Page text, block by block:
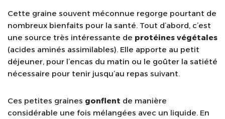
Cette graine souvent méconnue regorge pourtant de
nombreux bienfaits pour la santé. Tout d’abord, c’est
une source très intéressante de protéines végétales
(acides aminés assimilables). Elle apporte au petit
déjeuner, pour l’encas du matin ou le goûter la satiété
nécessaire pour tenir jusqu’au repas suivant.
Ces petites graines gonflent de manière
considérable une fois mélangées avec un liquide. En